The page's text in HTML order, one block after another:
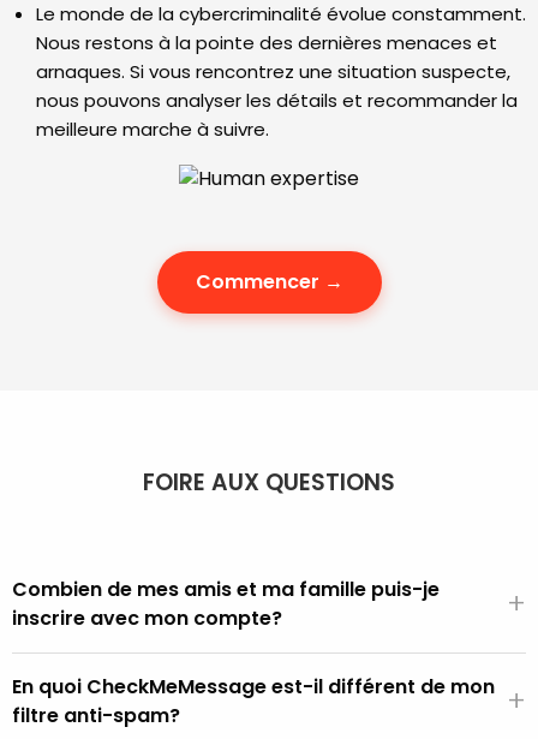
Le monde de la cybercriminalité évolue constamment.
Nous restons à la pointe des dernières menaces et
arnaques. Si vous rencontrez une situation suspecte,
nous pouvons analyser les détails et recommander la
meilleure marche à suivre.
Commencer →
FOIRE AUX QUESTIONS
Combien de mes amis et ma famille puis-je
inscrire avec mon compte?
+
Nous offrons différentes tailles de compte et il est facile
d'ajouter ou de retirer des personnes selon vos besoins.
En quoi CheckMeMessage est-il différent de mon
filtre anti-spam?
+